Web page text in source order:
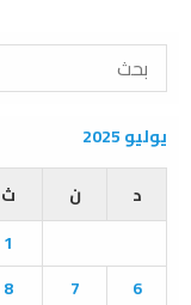
S
r
c
o
يوليو 2025
د
ن ث
1
6
7
8